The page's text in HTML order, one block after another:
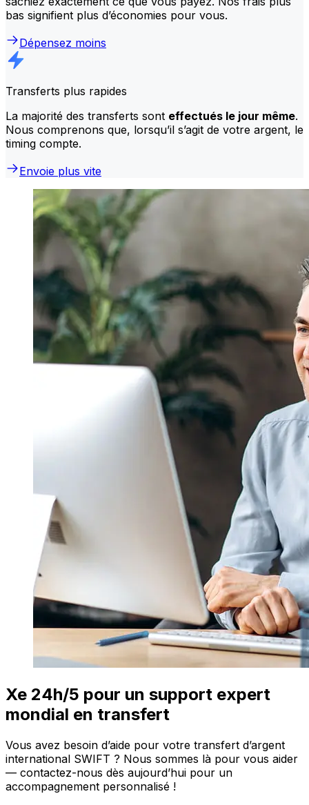
bas signifient plus d’économies pour vous.
Dépensez moins
Transferts plus rapides
La majorité des transferts sont effectués le jour même.
Nous comprenons que, lorsqu’il s’agit de votre argent, le
timing compte.
Envoie plus vite
Xe 24h/5 pour un support expert
mondial en transfert
Vous avez besoin d’aide pour votre transfert d’argent
international SWIFT ? Nous sommes là pour vous aider
— contactez-nous dès aujourd’hui pour un
accompagnement personnalisé !